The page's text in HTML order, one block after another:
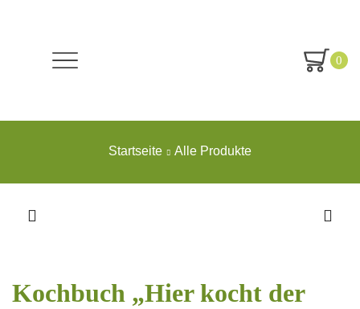
0
Startseite Alle Produkte
Kochbuch „Hier kocht der